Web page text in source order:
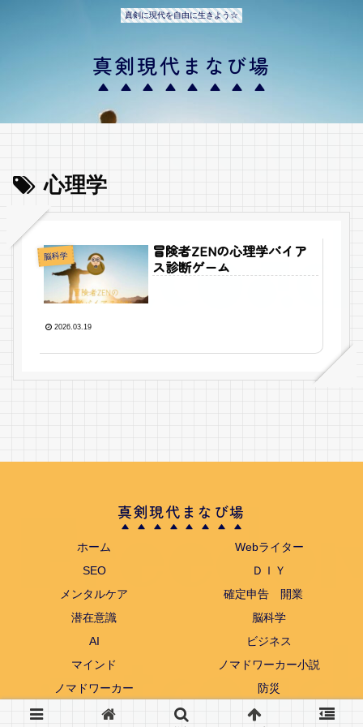
真剣に現代を自由に生きよう☆
真剣現代まなび場
心理学
脳科学
冒険者ZENの心理学バイア
ス診断ゲーム
2026.03.19
真剣現代まなび場
ホーム
Webライター
SEO
ＤＩＹ
メンタルケア
確定申告 開業
潜在意識
脳科学
AI
ビジネス
マインド
ノマドワーカー小説
ノマドワーカー
防災
© 2022 真剣現代まなび場.